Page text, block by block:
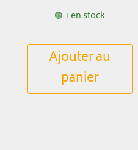
🟢 1 en stock
Ajouter au
panier